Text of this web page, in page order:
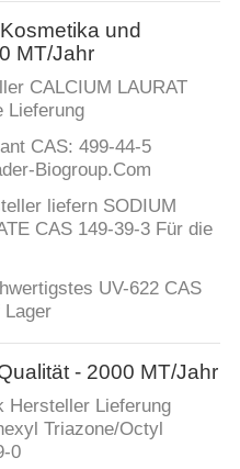
und
MT/Jahr
CALCIUM LAURAT
Lieferung
CAS: 499-44-5
Biogroup.Com
liefern SODIUM
CAS 149-39-3 Für die
UV-622 CAS
Lager
- 2000 MT/Jahr
Hersteller Lieferung
Triazone/Octyl
0